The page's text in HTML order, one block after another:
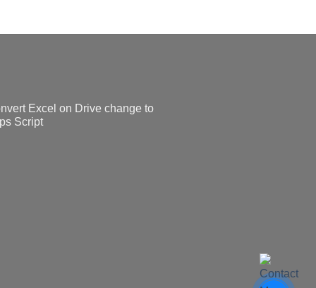
Excel on Drive change to
Script